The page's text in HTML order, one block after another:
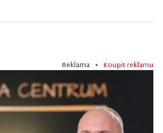
Reklama • Koupit reklamu